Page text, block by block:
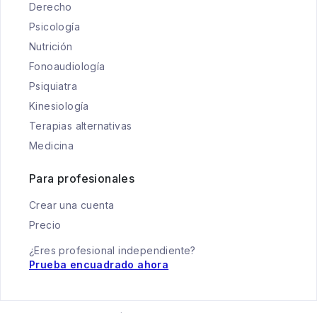
Derecho
Psicología
Nutrición
Fonoaudiología
Psiquiatra
Kinesiología
Terapias alternativas
Medicina
Para profesionales
Crear una cuenta
Precio
¿Eres profesional independiente?
Prueba encuadrado ahora